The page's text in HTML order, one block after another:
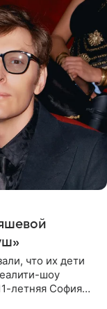
что их дети
шоу
летняя София